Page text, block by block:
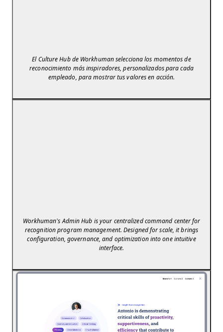
El Culture Hub de Workhuman selecciona los momentos de
reconocimiento más inspiradores, personalizados para cada
empleado, para mostrar tus valores en acción.
Workhuman’s Admin Hub is your centralized command center for
recognition program management. Designed for scale, it brings
configuration, governance, and optimization into one intuitive
interface.